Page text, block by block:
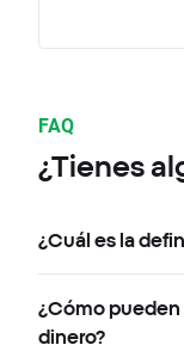
FAQ
¿Tienes
¿Cuál es la
¿Cómo
dinero?